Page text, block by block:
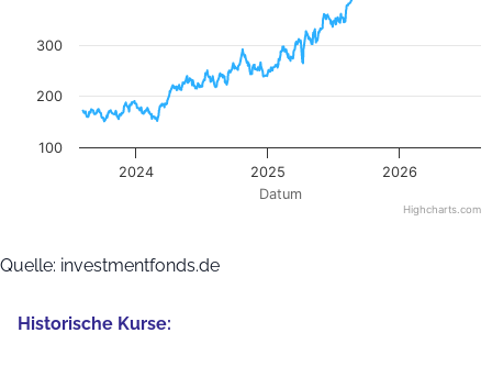
Datum
2024 2025 2026
100
200
300
Highcharts.com
Quelle: investmentfonds.de
Historische Kurse: